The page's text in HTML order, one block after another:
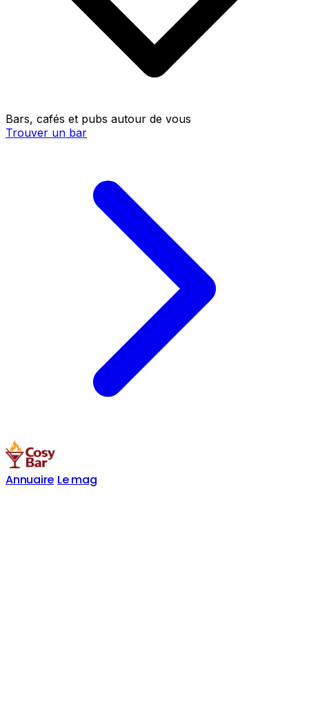
Bars, cafés et pubs autour de vous
Trouver un bar
Annuaire Le mag